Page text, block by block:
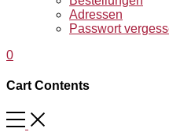
Adressen
Passwort
0
Cart Contents